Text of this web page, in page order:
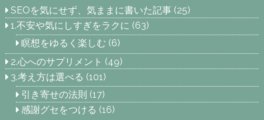
SEOを気にせず、気ままに書いた記事 (25)
1.不安や気にしすぎをラクに (63)
瞑想をゆるく楽しむ (6)
2.心へのサプリメント (49)
3.考え方は選べる (101)
引き寄せの法則 (17)
感謝グセをつける (16)